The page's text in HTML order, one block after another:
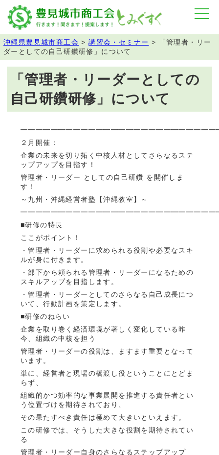
沖縄県豊見城市商工会 >講習会・セミナー >
「管理者・リー
ダーとしての自己研鑽研修」について
「管理者・リーダーとしての
自己研鑽研修」について
２月開催：
企業の未来を切り拓く中核人材としてさらなるステ
ップアップを目指す！
管理者・リーダー としての自己研鑽 を開催しま
す！
～九州・沖縄経営者塾【沖縄教室】～
■研修の特長
ここがポイント！
・管理者・リーダーに求められる役割や必要なスキ
ルが身に付きます。
・部下から頼られる管理者・リーダーになるための
スキルアップを目指します。
・管理者・リーダーとしてのさらなる自己成長につ
いて、行動計画を策定します。
■研修のねらい
企業を取り巻く経済環境が著しく変化している昨
今、組織の中核を担う
管理者・リーダーの役割は、ますます重要となって
います。
単に、経営者と現場の橋渡し役ということにとどま
らず、
組織的かつ効率的な事業展開を推進する責任者とい
う位置づけを期待されており、
その果たすべき責任は極めて大きいといえます。
この研修では、そうした大きな役割を期待されてい
る
管理者・リーダー自身のさらなるステップアップ